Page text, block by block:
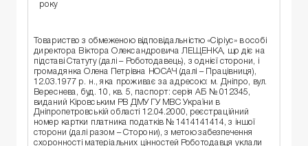
року
Товариство з обмеженою відповідальністю «Сіріус» в особі
директора Віктора Олександровича ЛЕЩЕНКА, що діє на
підставі Статуту (далі – Роботодавець), з однієї сторони, і
громадянка Олена Петрівна НОСАЧ (далі – Працівниця),
12.03.1977 р. н., яка проживає за адресою: м. Дніпро, вул.
Вереснева, буд. 10, кв. 5, паспорт: серія АБ № 012345,
виданий Кіровським РВ ДМУ ГУ МВС України в
Дніпропетровській області 12.04.2000, реєстраційний
номер картки платника податків № 1414141414, з іншої
сторони (далі разом – Сторони), з метою забезпечення
схоронності матеріальних цінностей Роботодавця уклали